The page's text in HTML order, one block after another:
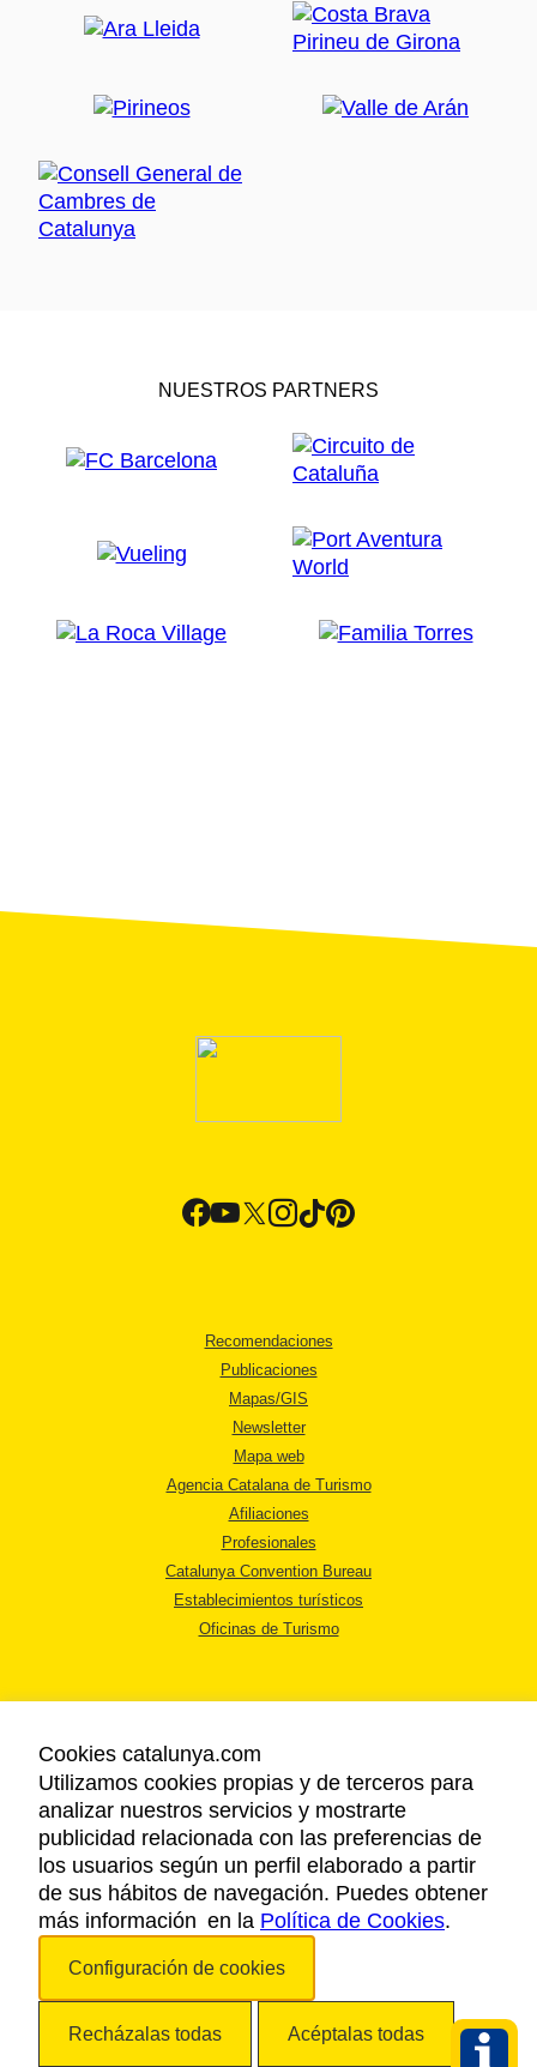
NUESTROS PARTNERS
Recomendaciones
Publicaciones
Mapas/GIS
Newsletter
Mapa web
Agencia Catalana de Turismo
Afiliaciones
Profesionales
Catalunya Convention Bureau
Establecimientos turísticos
Oficinas de Turismo
AVISO LEGAL
POLÍTICA DE PRIVACIDAD
COOKIES
ACCESSIBILIDAD
Copyright © 2026. Agencia Catalana de Turismo. Todos los derechos
Cookies catalunya.com
Utilizamos cookies propias y de terceros para
analizar nuestros servicios y mostrarte
publicidad relacionada con las preferencias de
los usuarios según un perfil elaborado a partir
de sus hábitos de navegación. Puedes obtener
más información en la Política de Cookies.
Configuración de cookies
Recházalas todas Acéptalas todas